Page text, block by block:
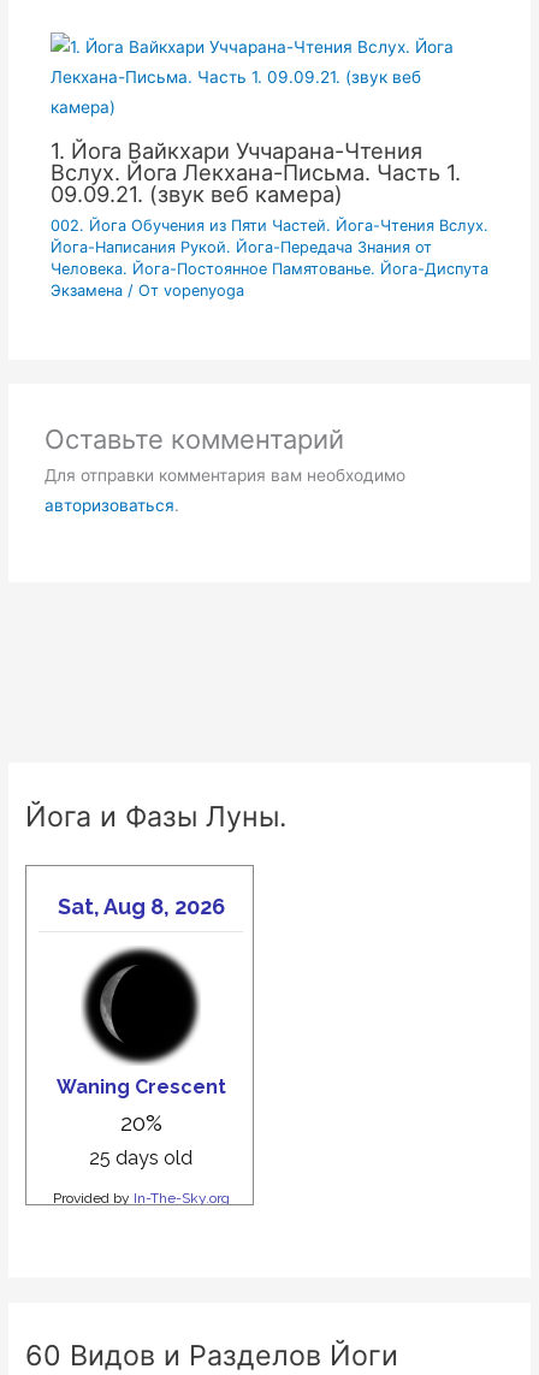
1. Йога Вайкхари Уччарана-Чтения
Вслух. Йога Лекхана-Письма. Часть 1.
09.09.21. (звук веб камера)
002. Йога Обучения из Пяти Частей. Йога-Чтения Вслух.
Йога-Написания Рукой. Йога-Передача Знания от
Человека. Йога-Постоянное Памятованье. Йога-Диспута
Экзамена/ От vopenyoga
Оставьте комментарий
Для отправки комментария вам необходимо
авторизоваться.
Йога и Фазы Луны.
60 Видов и Разделов Йоги